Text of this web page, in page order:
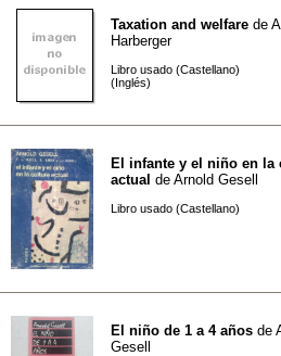
Taxation and welfare de
Harberger
Libro usado (Castellano)
(Inglés)
El infante y el niño en la
actual de Arnold Gesell
Libro usado (Castellano)
El niño de 1 a 4 años de
Gesell